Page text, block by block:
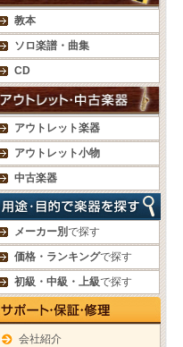
教本
ソロ楽譜・曲集
CD
アウトレット楽器
アウトレット小物
中古楽器
メーカー別で探す
価格・ランキングで探す
初級・中級・上級で探す
会社紹介